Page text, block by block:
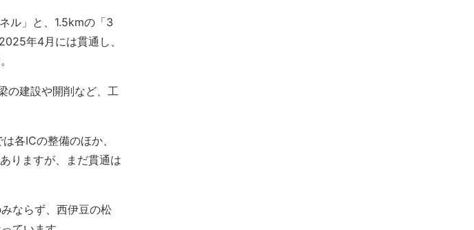
ル」と、1.5kmの「3
年4月には貫通し、
の建設や開削など、工
各ICの整備のほか、
りますが、まだ貫通は
ならず、西伊豆の松